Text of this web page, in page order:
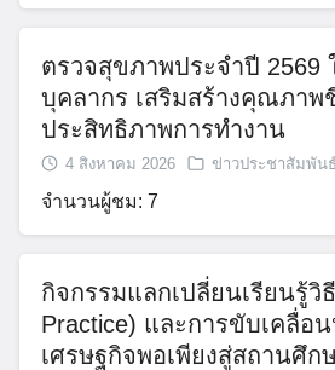
Search
for:
ตรวจสุขภาพประจำปี 2569
บุคลากร เสริมสร้างคุณภาพ
ประสิทธิภาพการทำงาน
4 สิงหาคม 2026 ข่าวประชาสัมพัน
จำนวนผู้ชม: 7
กิจกรรมแลกเปลี่ยนเรียนรู้
Practice) และการขับเคลื่อ
เศรษฐกิจพอเพียงสู่สถานศึก